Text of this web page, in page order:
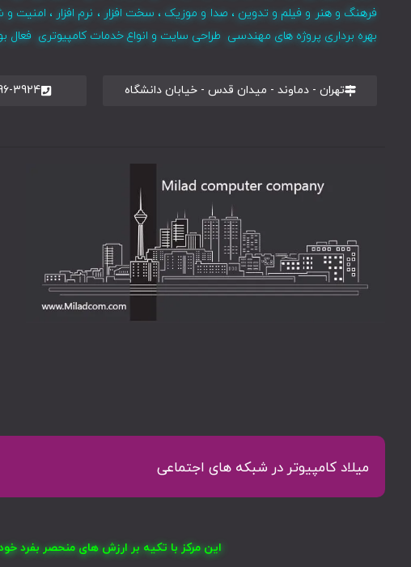
فرهنگ و هنر و فیلم و تدوین ، صدا و موزیک ، سخت افزار ، نرم افزار ،
بهره برداری پروژه های مهندسی طراحی سایت و انواع خدمات کامپیوتری فعال
تهران - دماوند - میدان قدس - خیابان دانشگاه 3924
میلاد کامپیوتر در شبکه های اجتماعی
این مرکز با تکیه بر ارزش های منحصر بفرد